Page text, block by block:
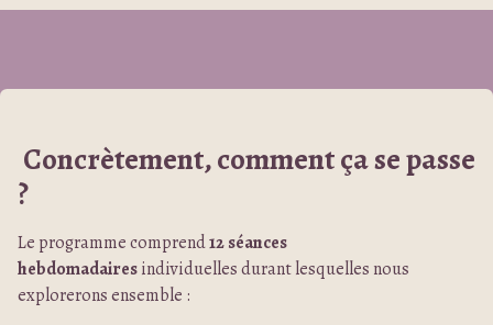
Concrètement, comment ça se passe
?
Le programme comprend12 séances
hebdomadairesindividuelles durant lesquelles nous
explorerons ensemble :